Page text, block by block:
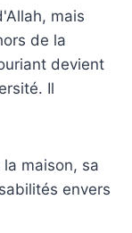
mais
de la
devient
Il
maison, sa
envers